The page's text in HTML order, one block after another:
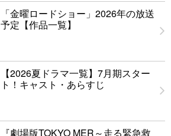
「金曜ロードショー」2026年の放送
予定【作品一覧】
【2026夏ドラマ一覧】7月期スター
ト！キャスト・あらすじ
『劇場版TOKYO MER～走る緊急救